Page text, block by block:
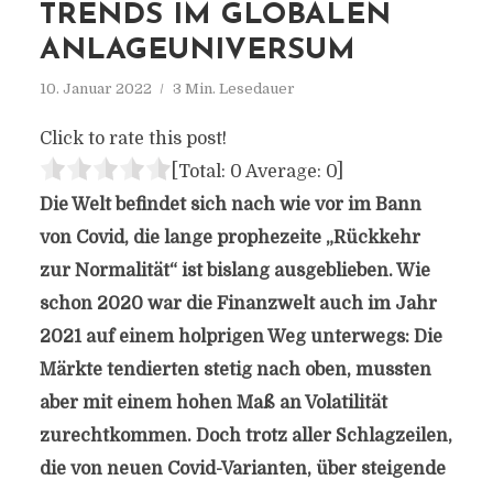
TRENDS IM GLOBALEN
ANLAGEUNIVERSUM
10. Januar 2022 3 Min. Lesedauer
Click to rate this post!
[Total: 0 Average: 0]
Die Welt befindet sich nach wie vor im Bann
von Covid, die lange prophezeite „Rückkehr
zur Normalität“ ist bislang ausgeblieben. Wie
schon 2020 war die Finanzwelt auch im Jahr
2021 auf einem holprigen Weg unterwegs: Die
Märkte tendierten stetig nach oben, mussten
aber mit einem hohen Maß an Volatilität
zurechtkommen. Doch trotz aller Schlagzeilen,
die von neuen Covid-Varianten, über steigende